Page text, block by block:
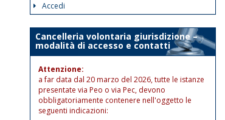
Accedi
Cancelleria volontaria giurisdizione –
modalità di accesso e contatti
Attenzione:
a far data dal 20 marzo del 2026, tutte le istanze
presentate via Peo o via Pec, devono
obbligatoriamente contenere nell'oggetto le
seguenti indicazioni: